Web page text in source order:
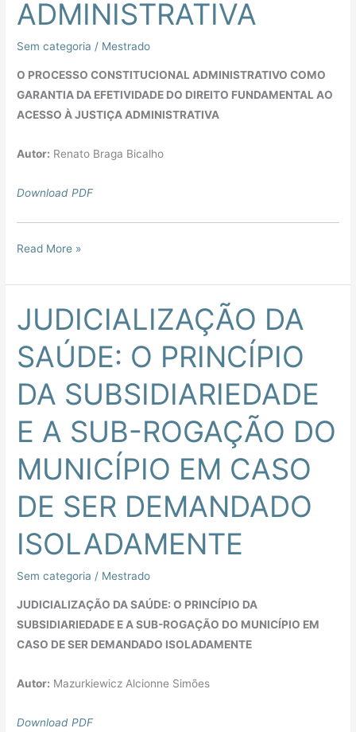
ADMINISTRATIVA
Sem categoria / Mestrado
O PROCESSO CONSTITUCIONAL ADMINISTRATIVO COMO
GARANTIA DA EFETIVIDADE DO DIREITO FUNDAMENTAL AO
ACESSO À JUSTIÇA ADMINISTRATIVA
Autor: Renato Braga Bicalho
Download PDF
ADMINISTRATIVA
Read More »
JUDICIALIZAÇÃO DA
SAÚDE: O PRINCÍPIO
DA SUBSIDIARIEDADE
E A SUB-ROGAÇÃO DO
MUNICÍPIO EM CASO
DE SER DEMANDADO
ISOLADAMENTE
Sem categoria / Mestrado
JUDICIALIZAÇÃO DA SAÚDE: O PRINCÍPIO DA
SUBSIDIARIEDADE E A SUB-ROGAÇÃO DO MUNICÍPIO EM
CASO DE SER DEMANDADO ISOLADAMENTE
Autor: Mazurkiewicz Alcionne Simões
Download PDF
JUDICIALIZAÇÃO
DA
SAÚDE:
O
PRINCÍPIO
SUBSIDIARIEDADE
A
ROGAÇÃO
MUNICÍPIO
DE
SER
DEMANDADO